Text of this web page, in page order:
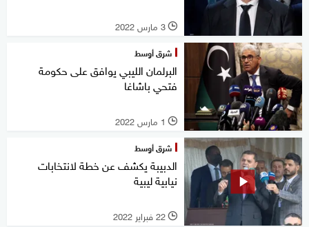
l 3 مارس 2022
شرق أوسط
البرلمان الليبي يوافق على حكومة
فتحي باشاغا
l 1 مارس 2022
شرق أوسط
الدبيبة يكشف عن خطة لانتخابات
نيابية ليبية
l 22 فبراير 2022